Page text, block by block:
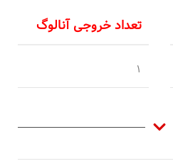
تعداد خروجی آنالوگ
1